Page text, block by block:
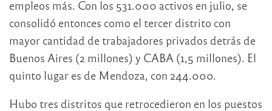
empleos más. Con los 531.000 activos en julio, se
consolidó entonces como el tercer distrito con
mayor cantidad de trabajadores privados detrás de
Buenos Aires (2 millones) y CABA (1,5 millones). El
quinto lugar es de Mendoza, con 244.000.
Hubo tres distritos que retrocedieron en los puestos